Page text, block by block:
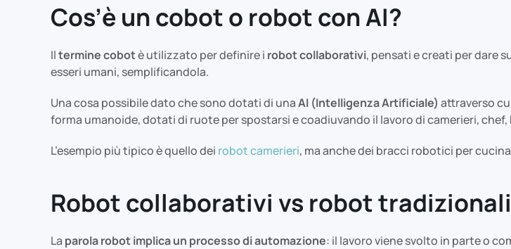
Cos’è un cobot o robot con AI?
Iltermine cobotè utilizzato per definire i robot collaborativi, pensati e creati per dare
esseri umani, semplificandola.
Una cosa possibile dato che sono dotati di unaAI (Intelligenza Artificiale) attraverso
forma umanoide, dotati di ruote per spostarsi e coadiuvando il lavoro di camerieri,
L’esempio più tipico è quello dei robot camerieri, ma anche dei bracci robotici per
Robot collaborativi vs robot tradizionali
La parola robot implica un processo di automazione: il lavoro viene svolto in parte o